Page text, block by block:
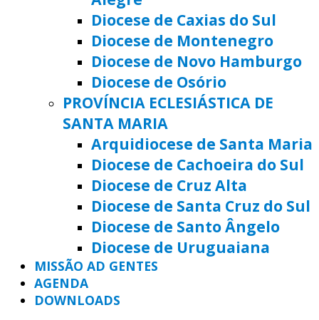
Diocese de Caxias do Sul
Diocese de Montenegro
Diocese de Novo Hamburgo
Diocese de Osório
PROVÍNCIA ECLESIÁSTICA DE
SANTA MARIA
Arquidiocese de Santa Maria
Diocese de Cachoeira do Sul
Diocese de Cruz Alta
Diocese de Santa Cruz do Sul
Diocese de Santo Ângelo
Diocese de Uruguaiana
MISSÃO AD GENTES
AGENDA
DOWNLOADS